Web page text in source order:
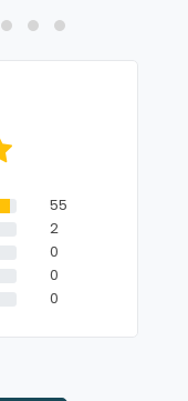
55
2
0
0
0